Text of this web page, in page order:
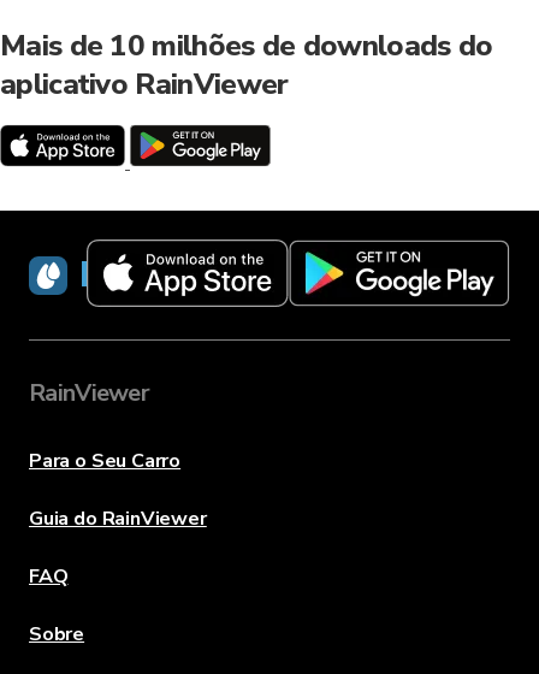
Mais de 10 milhões de downloads do
aplicativo RainViewer
RainViewer
RainViewer
Para o Seu Carro
Guia do RainViewer
FAQ
Sobre